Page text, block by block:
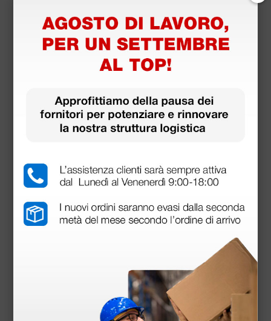
Astuccio porta fonendoscopio - turchese
8,47 € 11,29 €
1 pz.